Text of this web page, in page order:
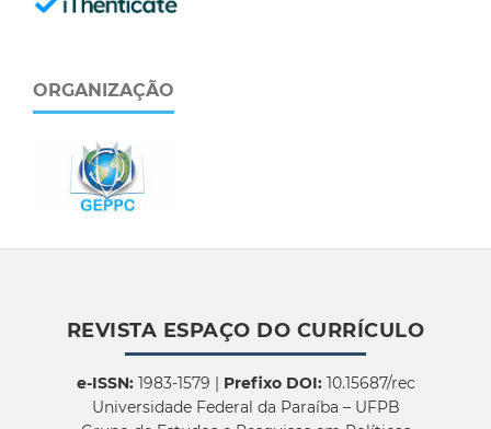
ORGANIZAÇÃO
REVISTA ESPAÇO DO CURRÍCULO
e-ISSN:1983-1579 | Prefixo DOI:10.15687/rec
Universidade Federal da Paraíba – UFPB